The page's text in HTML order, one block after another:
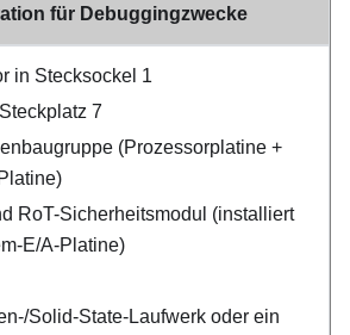
für Debuggingzwecke
in Stecksockel 1
7
(Prozessorplatine +
RoT-Sicherheitsmodul (installiert
E/A-Platine)
Solid-State-Laufwerk oder ein